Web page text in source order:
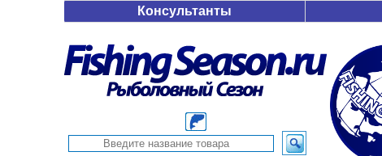
Консультанты